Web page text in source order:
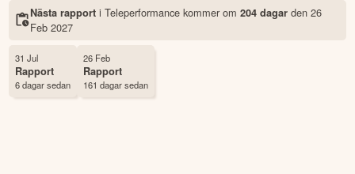
Ticker TEP
Status
Land
Första handelsdag
Nästa rapport i Teleperformance kommer om 204 dagarden 26
Feb 2027
31 Jul
Rapport
6 dagar sedan
26 Feb
Rapport
161 dagar sedan